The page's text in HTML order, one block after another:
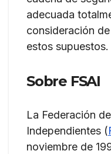
adecuada
consideración
estos supuestos.
Sobre FSAI
La Federación
Independientes (
noviembre de